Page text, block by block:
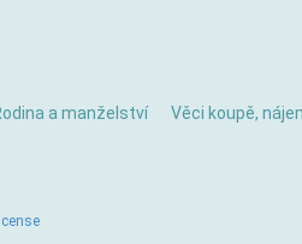
a manželství Věci koupě,